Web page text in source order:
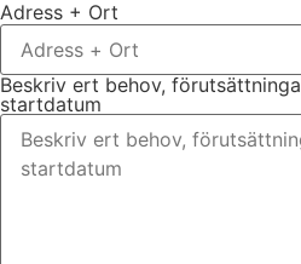
Adress + Ort
Beskriv ert behov,
startdatum